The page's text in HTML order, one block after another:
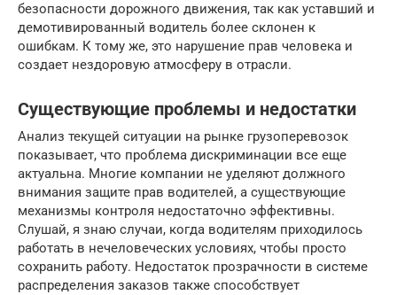
безопасности дорожного движения, так как уставший и
демотивированный водитель более склонен к
ошибкам. К тому же, это нарушение прав человека и
создает нездоровую атмосферу в отрасли.
Существующие проблемы и недостатки
Анализ текущей ситуации на рынке грузоперевозок
показывает, что проблема дискриминации все еще
актуальна. Многие компании не уделяют должного
внимания защите прав водителей, а существующие
механизмы контроля недостаточно эффективны.
Слушай, я знаю случаи, когда водителям приходилось
работать в нечеловеческих условиях, чтобы просто
сохранить работу. Недостаток прозрачности в системе
распределения заказов также способствует